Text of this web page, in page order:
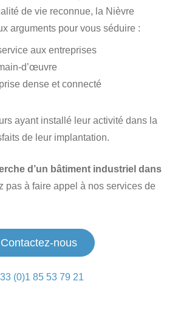
de vie reconnue, la Nièvre
arguments pour vous séduire :
aux entreprises
d’œuvre
dense et connecté
ayant installé leur activité dans la
de leur implantation.
d’un bâtiment industriel dans
pas à faire appel à nos services de
Contactez-nous
(0)1 85 53 79 21